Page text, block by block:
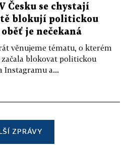
Česku se chystají
blokují politickou
je nečekaná
věnujeme tématu, o kterém
blokovat politickou
Instagramu a...
ZPRÁVY